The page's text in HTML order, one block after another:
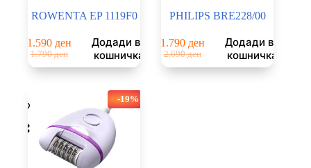
ROWENTA EP 1119F0
1.790ден
Original
price
1.590 ден
Current
price
Додади во
кошничка
PHILIPS BRE228/00
2.690ден
Original
price
1.790 ден
Current
price
Додади во
кошничка
-19%